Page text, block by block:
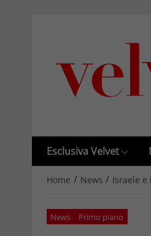
Esclusiva Velvet
Home / News / Israele e
News Primo piano